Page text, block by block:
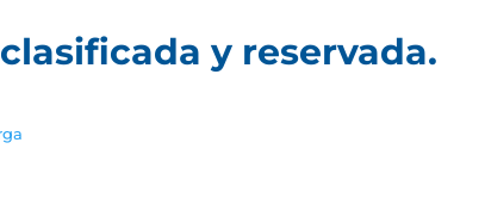
y reservada.